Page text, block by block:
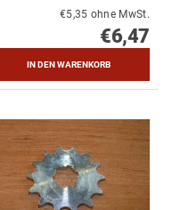
€5,35 ohne MwSt.
€6,47